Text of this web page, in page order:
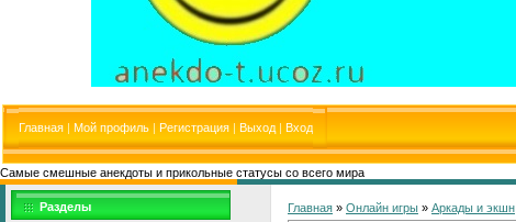
Главная | Мой профиль | Регистрация | Выход | Вход
Самые смешные анекдоты и прикольные статусы со всего мира
Разделы
Главная » Онлайн игры » Аркады и экшн